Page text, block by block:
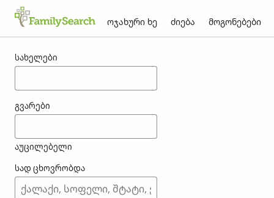
ოჯახური ხე ძიება მოგონებები
სახელები
გვარები
აუცილებელი
სად ცხოვრობდა